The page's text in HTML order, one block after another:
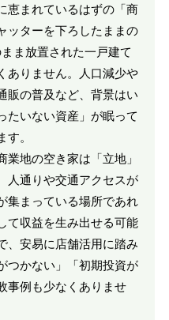
恵まれているはずの「商
ッターを下ろしたままの
ま放置された一戸建て
ありません。人口減少や
販の普及など、背景はい
たいない資産」が眠って
。
地の空き家は「立地」
人通りや交通アクセスが
集まっている場所であれ
て収益を生み出せる可能
、安易に店舗活用に踏み
つかない」「初期投資が
事例も少なくありませ